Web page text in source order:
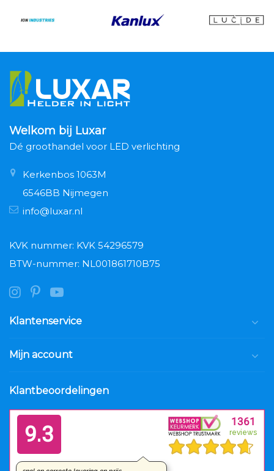
Welkom bij Luxar
Dé groothandel voor LED verlichting
Kerkenbos 1063M
6546BB Nijmegen
info@luxar.nl
KVK nummer: KVK 54296579
BTW-nummer: NL001861710B75
Klantenservice
Mijn account
Klantbeoordelingen